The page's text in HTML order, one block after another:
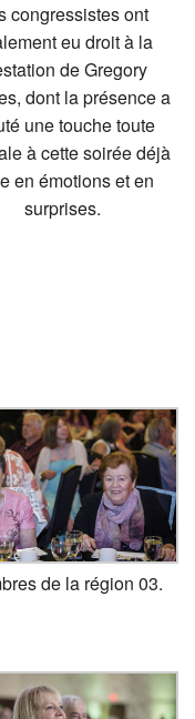
congressistes ont
eu droit à la
de Gregory
dont la présence a
une touche toute
à cette soirée déjà
en émotions et en
surprises.
de la région 03.